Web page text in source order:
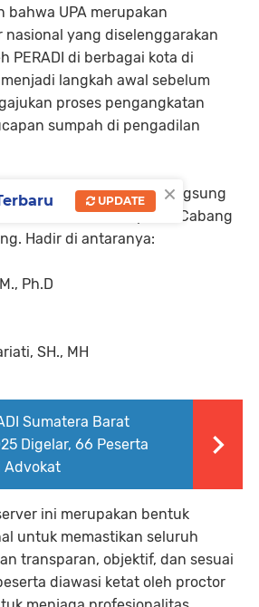
bahwa UPA merupakan
nasional yang diselenggarakan
PERADI di berbagai kota di
langkah awal sebelum
proses pengangkatan
sumpah di pengadilan
Padang juga dipantau langsung
dari Dewan Pimpinan Cabang
Hadir di antaranya:
Ph.D
SH., MH
Sumatera Barat
Digelar, 66 Peserta
Advokat
ini merupakan bentuk
untuk memastikan seluruh
transparan, objektif, dan sesuai
diawasi ketat oleh proctor
×
UPDATE